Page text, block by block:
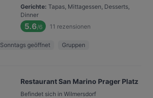
Gerichte: Tapas, Mittagessen, Desserts,
Dinner
5.6/6 11 rezensionen
Sonntags geöffnet Gruppen
Restaurant San Marino Prager Platz
Befindet sich in Wilmersdorf